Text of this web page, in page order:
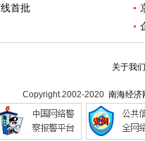
首批
关于我们
Copyright.2002-2020 南海经济